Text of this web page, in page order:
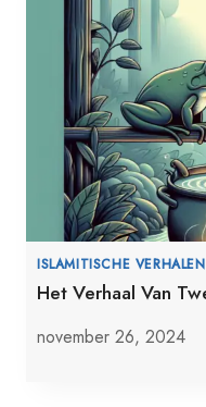
ISLAMITISCHE VERHALEN
Het Verhaal Van
november 26, 2024